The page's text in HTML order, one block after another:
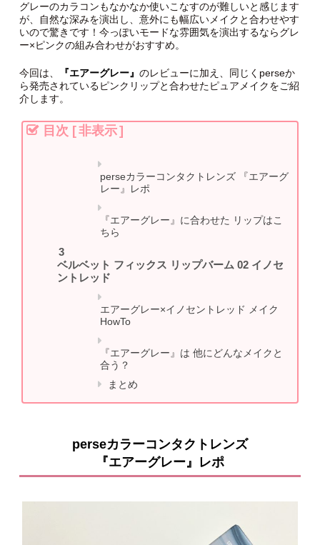
グレーのカラコンもなかなか使いこなすのが難しいと感じます
が、自然な深みを演出し、意外にも幅広いメイクと合わせやす
いので驚きです！今っぽいモードな雰囲気を演出するならグレ
ー×ピンクの組み合わせがおすすめ。
今回は、 『エアーグレー』 のレビューに加え、同じくperseか
ら発売されているピンクリップと合わせたピュアメイクをご紹
介します。
目次 [非表示]
perseカラーコンタクトレンズ 『エアーグ
レー』レポ
『エアーグレー』に合わせた リップはこ
ちら
ベルベット フィックス リップバーム 02 イノセ
ントレッド
エアーグレー×イノセントレッド メイク
HowTo
『エアーグレー』は 他にどんなメイクと
合う？
まとめ
perseカラーコンタクトレンズ
『エアーグレー』レポ